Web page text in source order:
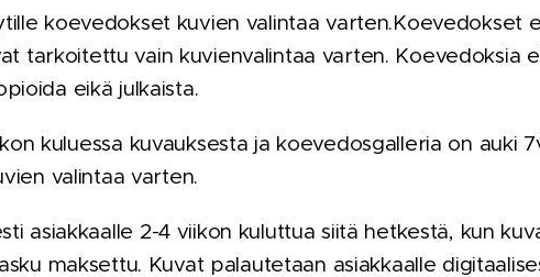
koevedokset kuvien valintaa varten.Koevedokset
tarkoitettu vain kuvienvalintaa varten. Koevedoksia
eikä julkaista.
kuluessa kuvauksesta ja koevedosgalleria on auki
valintaa varten.
asiakkaalle 2-4 viikon kuluttua siitä hetkestä, kun
maksettu. Kuvat palautetaan asiakkaalle